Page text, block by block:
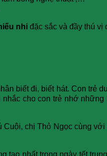
nhi đặc sắc và đầy thú vị
biết đi, biết hát. Con trẻ
cho con trẻ nhớ những
chị Thỏ Ngọc cùng
nhất trong ngày tết